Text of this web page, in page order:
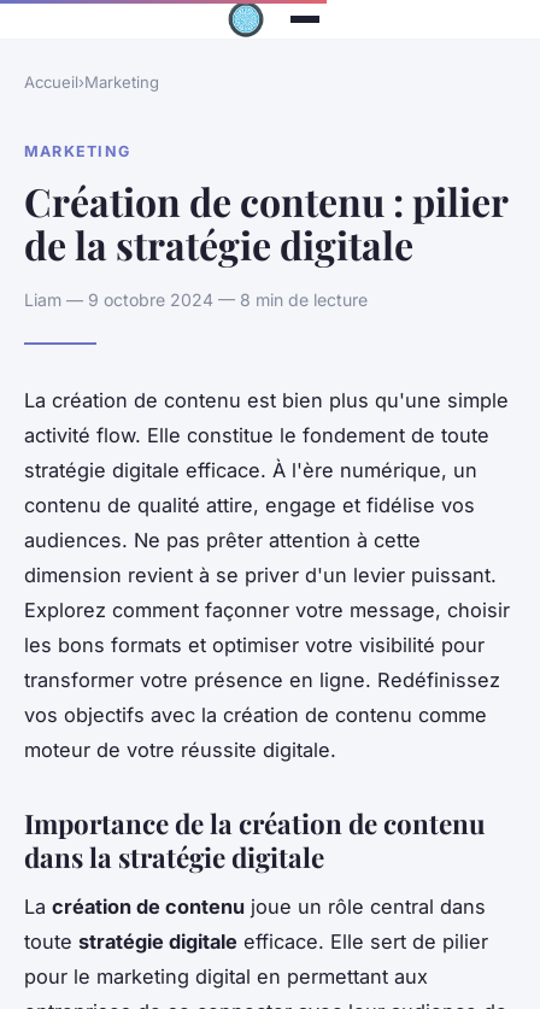
Accueil›Marketing
MARKETING
Création de contenu : pilier
de la stratégie digitale
Liam — 9 octobre 2024 — 8 min de lecture
La création de contenu est bien plus qu'une simple
activité flow. Elle constitue le fondement de toute
stratégie digitale efficace. À l'ère numérique, un
contenu de qualité attire, engage et fidélise vos
audiences. Ne pas prêter attention à cette
dimension revient à se priver d'un levier puissant.
Explorez comment façonner votre message, choisir
les bons formats et optimiser votre visibilité pour
transformer votre présence en ligne. Redéfinissez
vos objectifs avec la création de contenu comme
moteur de votre réussite digitale.
Importance de la création de contenu
dans la stratégie digitale
La création de contenu joue un rôle central dans
toute stratégie digitale efficace. Elle sert de pilier
pour le marketing digital en permettant aux